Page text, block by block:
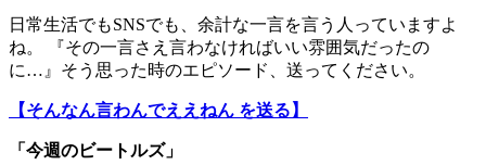
日常生活でもSNSでも、余計な一言を言う人っていますよ
ね。 『その一言さえ言わなければいい雰囲気だったの
に…』そう思った時のエピソード、送ってください。
【そんなん言わんでええねん を送る】
「今週のビートルズ」